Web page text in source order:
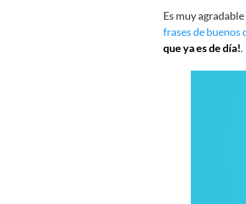
Es muy
frases de buenos
que ya es de día!.